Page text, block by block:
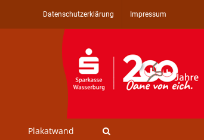
Datenschutzerklärung Impressum
Plakatwand